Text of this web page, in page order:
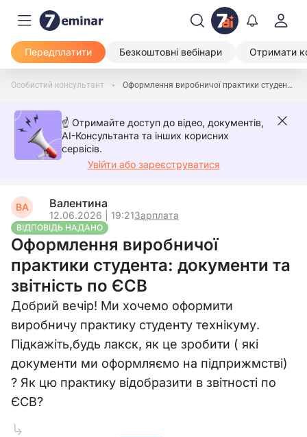
Передплатити Безкоштовні вебінари Отримати
Особистий консультант Оформлення виробничої практики студента: документи та звітність по ЄСВ
☝️ Отримайте доступ до відео, документів,
AI-Консультанта та інших корисних
сервісів.
Увійти або зареєструватися
ВА Валентина
12.06.2026 | 19:21Зарплата
ВІДПОВІДЬ НАДАНО
Оформлення виробничої
практики студента: документи та
звітність по ЄСВ
Добрий вечір! Ми хочемо оформити
виробничу практику студенту технікуму.
Підкажіть,будь лакск, як це зробити ( які
документи ми оформляємо на підприжмстві)
? Як цю практику відобразити в звітності по
ЄСВ?